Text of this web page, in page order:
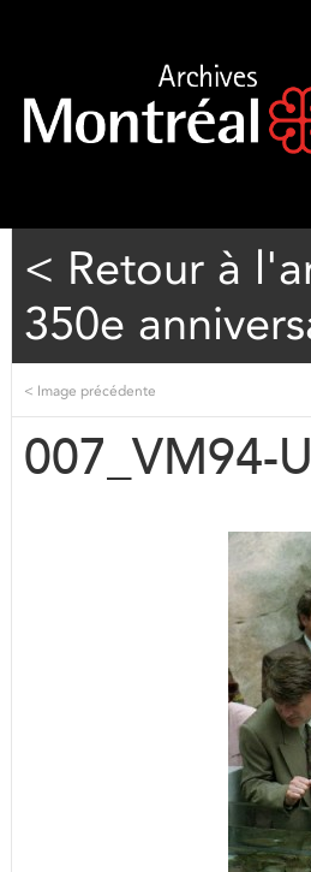
< Retour à
350e
< Image précédente
007_VM94-